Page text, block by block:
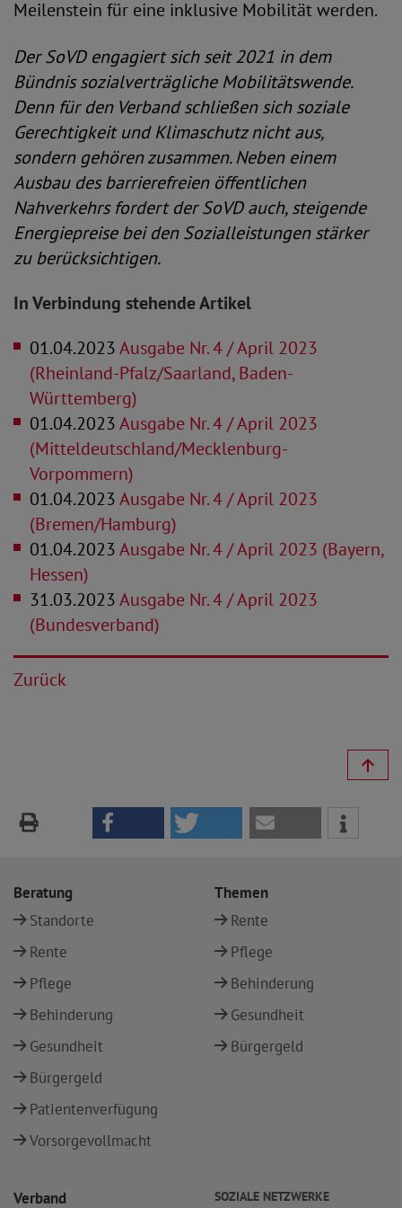
Meilenstein für eine inklusive Mobilität werden.
Der SoVD engagiert sich seit 2021 in dem
Bündnis sozialverträgliche Mobilitätswende.
Denn für den Verband schließen sich soziale
Gerechtigkeit und Klimaschutz nicht aus,
sondern gehören zusammen. Neben einem
Ausbau des barrierefreien öffentlichen
Nahverkehrs fordert der SoVD auch, steigende
Energiepreise bei den Sozialleistungen stärker
zu berücksichtigen.
In Verbindung stehende Artikel
01.04.2023Ausgabe Nr. 4 / April 2023
(Rheinland-Pfalz/Saarland, Baden-
Württemberg)
01.04.2023Ausgabe Nr. 4 / April 2023
(Mitteldeutschland/Mecklenburg-
Vorpommern)
01.04.2023Ausgabe Nr. 4 / April 2023
(Bremen/Hamburg)
01.04.2023Ausgabe Nr. 4 / April 2023 (Bayern,
Hessen)
31.03.2023Ausgabe Nr. 4 / April 2023
(Bundesverband)
Zurück
Beratung
Standorte
Rente
Pflege
Behinderung
Gesundheit
Bürgergeld
Patientenverfügung
Vorsorgevollmacht
Themen
Rente
Pflege
Behinderung
Gesundheit
Bürgergeld
Verband SOZIALE NETZWERKE